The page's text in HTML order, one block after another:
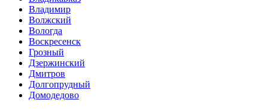
Владимир
Волжский
Вологда
Воскресенск
Грозный
Дзержинский
Дмитров
Долгопрудный
Домодедово